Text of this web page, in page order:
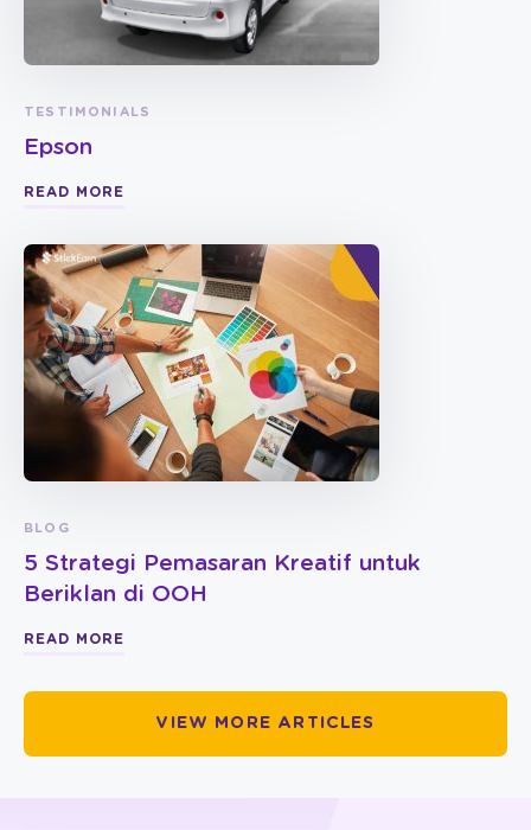
TESTIMONIALS
Epson
READ MORE
BLOG
5 Strategi Pemasaran Kreatif untuk
Beriklan di OOH
READ MORE
VIEW MORE ARTICLES